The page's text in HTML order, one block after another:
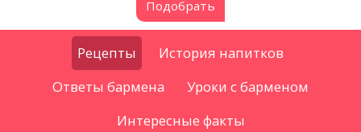
Подобрать
Рецепты
История напитков
Ответы бармена
Уроки с барменом
Интересные факты